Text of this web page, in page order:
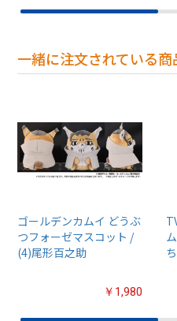
一緒に注文されている商
ゴールデンカムイ どうぶ
つフォーゼマスコット /
(4)尾形百之助
￥1,980